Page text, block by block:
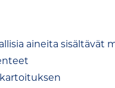
aineita sisältävät